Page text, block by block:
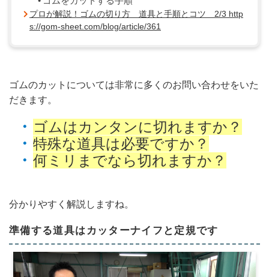
プロが解説！ゴムの切り方 道具と手順とコツ 2/3 http
s://gom-sheet.com/blog/article/361
ゴムのカットについては非常に多くのお問い合わせをいた
だきます。
ゴムはカンタンに切れますか？
特殊な道具は必要ですか？
何ミリまでなら切れますか？
分かりやすく解説しますね。
準備する道具はカッターナイフと定規です